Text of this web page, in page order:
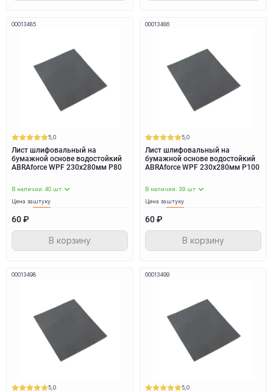
00013485
5,0
Лист шлифовальный на
бумажной основе водостойкий
ABRAforce WPF 230x280мм P80
В наличии: 40 шт
Цена заштуку
60 ₽
В корзину
00013486
5,0
Лист шлифовальный на
бумажной основе водостойкий
ABRAforce WPF 230x280мм P100
В наличии: 39 шт
Цена заштуку
60 ₽
В корзину
00013498
5,0
00013499
5,0